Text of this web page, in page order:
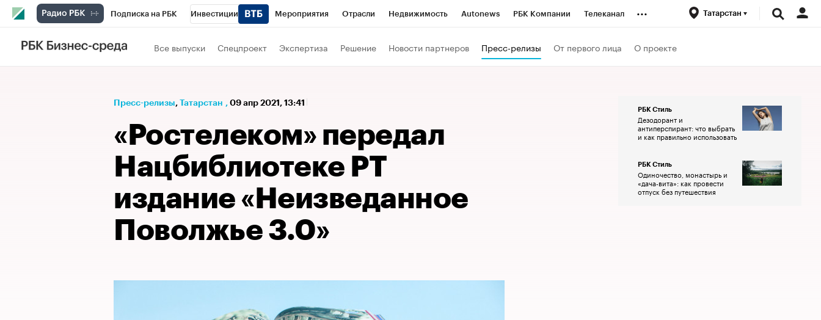
Подписка на РБК Инвестиции Мероприятия Отрасли Недвижимость Autonews РБК Компании Телеканал
РБК Вино
Проверка контрагентов
... Татарстан
Все выпуски Спецпроект Экспертиза Решение Новости партнеров Пресс-релизы От первого лица О проекте
Пресс-релизы⁠, Татарстан , 09 апр 2021, 13:41
«Ростелеком» передал
Нацбиблиотеке РТ
издание «Неизведанное
Поволжье 3.0»
РБК Стиль
Дезодорант и
антиперспирант: что выбрать
и как правильно использовать
РБК Стиль
Одиночество, монастырь и
«дача-вита»: как провести
отпуск без путешествия